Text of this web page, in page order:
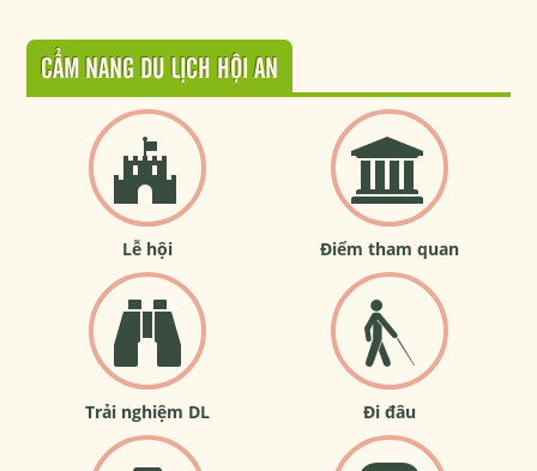
CẨM NANG DU LỊCH HỘI AN
Lễ hội Điểm tham quan
Trải nghiệm DL Đi đâu